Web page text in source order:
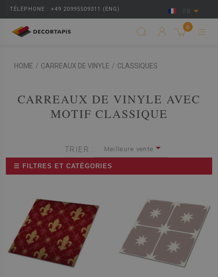
TÉLÉPHONE : +49 20995509311 (ENG) FR
0
HOME / CARREAUX DE VINYLE / CLASSIQUES
CARREAUX DE VINYLE AVEC
MOTIF CLASSIQUE
TRIER : Meilleure vente
☰ FILTRES ET CATÉGORIES